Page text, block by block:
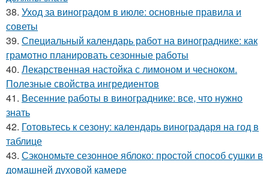
38. Уход за виноградом в июле: основные правила и
советы
39. Специальный календарь работ на винограднике: как
грамотно планировать сезонные работы
40. Лекарственная настойка с лимоном и чесноком.
Полезные свойства ингредиентов
41. Весенние работы в винограднике: все, что нужно
знать
42. Готовьтесь к сезону: календарь виноградаря на год в
таблице
43. Сэкономьте сезонное яблоко: простой способ сушки в
домашней духовой камере